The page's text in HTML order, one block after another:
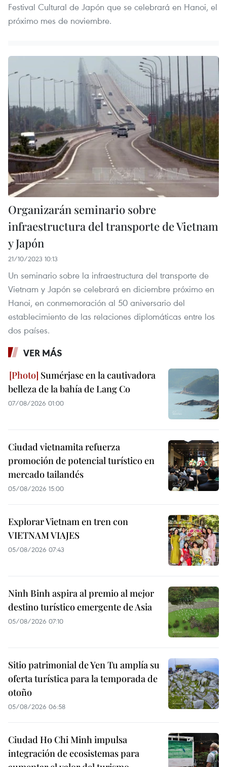
Festival Cultural de Japón que se celebrará en Hanoi, el
próximo mes de noviembre.
Organizarán seminario sobre
infraestructura del transporte de Vietnam
y Japón
21/10/2023 10:13
Un seminario sobre la infraestructura del transporte de
Vietnam y Japón se celebrará en diciembre próximo en
Hanoi, en conmemoración al 50 aniversario del
establecimiento de las relaciones diplomáticas entre los
dos países.
VER MÁS
Sumérjase en la cautivadora
belleza de la bahía de Lang Co
07/08/2026 01:00
Ciudad vietnamita refuerza
promoción de potencial turístico en
mercado tailandés
05/08/2026 15:00
Explorar Vietnam en tren con
VIETNAM VIAJES
05/08/2026 07:43
Ninh Binh aspira al premio al mejor
destino turístico emergente de Asia
05/08/2026 07:10
Sitio patrimonial de Yen Tu amplía su
oferta turística para la temporada de
otoño
05/08/2026 06:58
Ciudad Ho Chi Minh impulsa
integración de ecosistemas para